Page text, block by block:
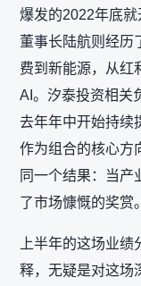
爆发的2022年底
董事长陆航则经
费到新能源，从红
AI。汐泰投资相关
去年年中开始持续
作为组合的核心方
同一个结果：当产
了市场慷慨的奖赏。
上半年的这场业绩
释，无疑是对这场